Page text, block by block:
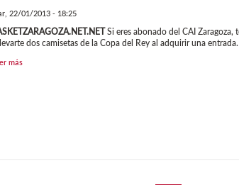
22/01/2013 - 18:25
Si eres abonado del CAI Zaragoza,
dos camisetas de la Copa del Rey al adquirir una entrada.
más